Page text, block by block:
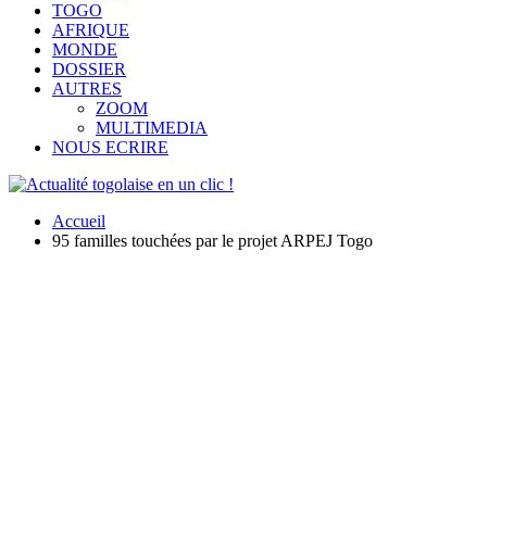
TOGO
AFRIQUE
MONDE
DOSSIER
AUTRES
ZOOM
MULTIMEDIA
NOUS ECRIRE
Accueil
95 familles touchées par le projet ARPEJ Togo